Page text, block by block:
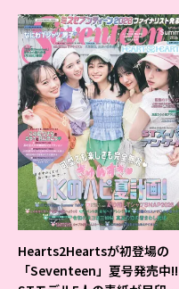
Hearts2Heartsが初登場の
「Seventeen」夏号発売中!!